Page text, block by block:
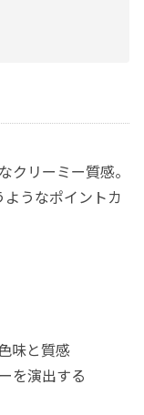
クリーミー質感。
うなポイントカ
味と質感
を演出する